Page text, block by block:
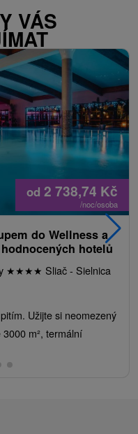
VÁS
od 2 738,74 Kč
/noc/osoba
do Wellness a
hotelů
★★★★ Sliač - Sielnica
Užijte si neomezený
m², termální